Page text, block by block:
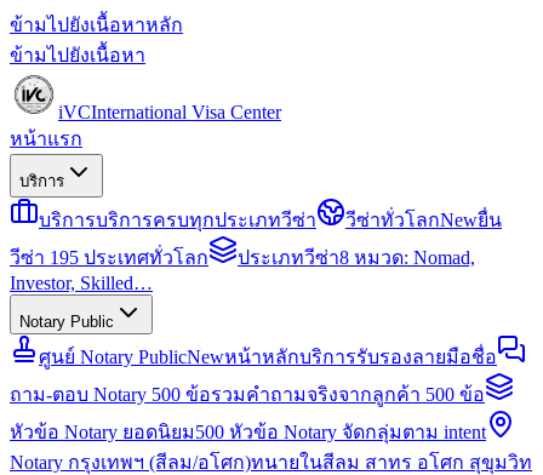
ข้ามไปยังเนื้อหาหลัก
ข้ามไปยังเนื้อหา
iVCInternational Visa Center
หน้าแรก
บริการ
บริการบริการครบทุกประเภทวีซ่า วีซ่าทั่วโลกNewยื่น
วีซ่า 195 ประเทศทั่วโลก
ประเภทวีซ่า8 หมวด: Nomad,
Investor, Skilled…
Notary Public
ศูนย์ Notary PublicNewหน้าหลักบริการรับรองลายมือชื่อ
ถาม-ตอบ Notary 500 ข้อรวมคำถามจริงจากลูกค้า 500 ข้อ
หัวข้อ Notary ยอดนิยม500 หัวข้อ Notary จัดกลุ่มตาม intent
Notary กรุงเทพฯ (สีลม/อโศก)ทนายในสีลม สาทร อโศก สุขุมวิท